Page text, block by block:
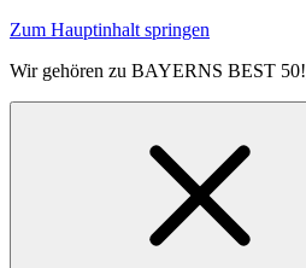
Zum Hauptinhalt springen
Wir gehören zu BAYERNS BEST 50!